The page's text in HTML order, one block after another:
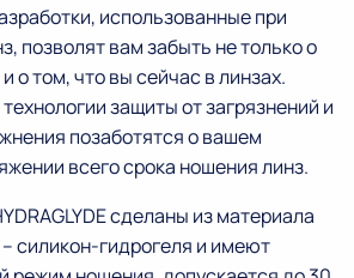
использованные при
позволят вам забыть не только о
о том, что вы сейчас в линзах.
защиты от загрязнений и
позаботятся о вашем
всего срока ношения линз.
сделаны из материала
силикон-гидрогеля и имеют